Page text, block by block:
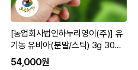
[농업회사법인하누리영이(주)] 유
기농 유비아(분말/스틱) 3g 30봉
유기가공인증
54,000원